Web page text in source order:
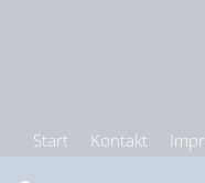
Start Kontakt